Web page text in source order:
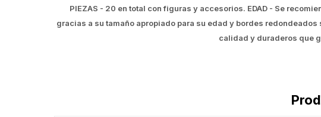
PIEZAS - 20 en total con figuras y accesorios. EDAD - Se
gracias a su tamaño apropiado para su edad y bordes
calidad y duraderos que